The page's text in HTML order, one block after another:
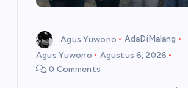
Agus Yuwono
AdaDiMalang
Agus Yuwono
Agustus 6, 2026
0 Comments